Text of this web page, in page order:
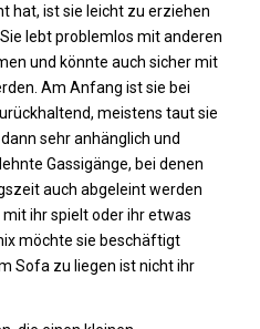
hat, ist sie leicht zu erziehen
lebt problemlos mit anderen
und könnte auch sicher mit
Am Anfang ist sie bei
meistens taut sie
sehr anhänglich und
Gassigänge, bei denen
auch abgeleint werden
ihr spielt oder ihr etwas
möchte sie beschäftigt
Sofa zu liegen ist nicht ihr